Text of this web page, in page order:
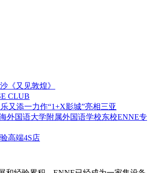
《又见敦煌》
CLUB
又添一力作“1+X影城”亮相三亚
外国语大学附属外国语学校东校ENNE专
高端4S店